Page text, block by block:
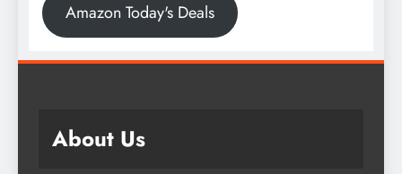
Amazon Today's Deals
About Us